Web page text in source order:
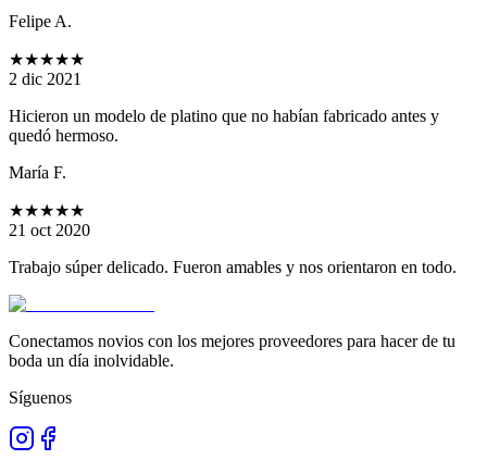
Felipe A.
★★★★★
2 dic 2021
Hicieron un modelo de platino que no habían fabricado antes y
quedó hermoso.
María F.
★★★★★
21 oct 2020
Trabajo súper delicado. Fueron amables y nos orientaron en todo.
Conectamos novios con los mejores proveedores para hacer de tu
boda un día inolvidable.
Síguenos